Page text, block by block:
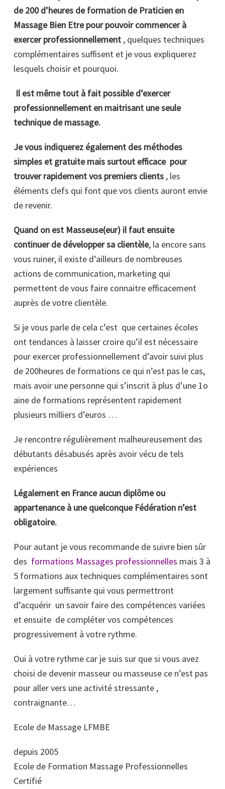
de 200 d’heures de formation de Praticien en
Massage Bien Etre pour pouvoir commencer à
exercer professionnellement , quelques techniques
complémentaires suffisent et je vous expliquerez
lesquels choisir et pourquoi.
Il est même tout à fait possible d’exercer
professionnellement en maitrisant une seule
technique de massage.
Je vous indiquerez également des méthodes
simples et gratuite mais surtout efficace pour
trouver rapidement vos premiers clients , les
éléments clefs qui font que vos clients auront envie
de revenir.
Quand on est Masseuse(eur) il faut ensuite
continuer de développer sa clientèle, la encore sans
vous ruiner, il existe d’ailleurs de nombreuses
actions de communication, marketing qui
permettent de vous faire connaitre efficacement
auprès de votre clientèle.
Si je vous parle de cela c’est que certaines écoles
ont tendances à laisser croire qu’il est nécessaire
pour exercer professionnellement d’avoir suivi plus
de 200heures de formations ce qui n’est pas le cas,
mais avoir une personne qui s’inscrit à plus d’une 1o
aine de formations représentent rapidement
plusieurs milliers d’euros …
Je rencontre régulièrement malheureusement des
débutants désabusés après avoir vécu de tels
expériences
Légalement en France aucun diplôme ou
appartenance à une quelconque Fédération n’est
obligatoire.
Pour autant je vous recommande de suivre bien sûr
des formations Massages professionnelles mais 3 à
5 formations aux techniques complémentaires sont
largement suffisante qui vous permettront
d’acquérir un savoir faire des compétences variées
et ensuite de compléter vos compétences
progressivement à votre rythme.
Oui à votre rythme car je suis sur que si vous avez
choisi de devenir masseur ou masseuse ce n’est pas
pour aller vers une activité stressante ,
contraignante…
Ecole de Massage LFMBE
depuis 2005
Ecole de Formation Massage Professionnelles
Certifié